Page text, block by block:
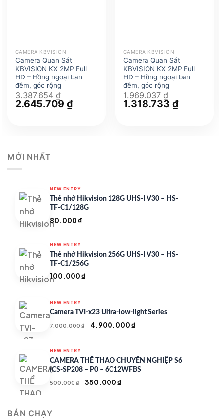
CAMERA KBVISION
Camera Quan Sát
KBVISION KX 2MP Full
HD – Hồng ngoại ban
đêm, góc rộng
3.387.654₫
Giá
gốc
2.645.709 ₫Giá
hiện
CAMERA KBVISION
Camera Quan Sát
KBVISION KX 2MP Full
HD – Hồng ngoại ban
đêm, góc rộng
1.969.037₫
Giá
gốc
1.318.733 ₫Giá
hiện
MỚI NHẤT
NEW ENTRY
Thẻ nhớ Hikvision 128G UHS-I V30 – HS-
TF-C1/128G
80.000₫
NEW ENTRY
Thẻ nhớ Hikvision 256G UHS-I V30 – HS-
TF-C1/256G
100.000₫
NEW ENTRY
Camera TVI-x23 Ultra-low-light Series
7.000.000₫
Giá
7.000.000 ₫.
4.900.000₫
là:
4.900.000 ₫.
NEW ENTRY
CAMERA THỂ THAO CHUYÊN NGHIỆP S6
(CS-SP208 – P0 – 6C12WFBS
500.000₫
Giá
350.000₫
BÁN CHẠY